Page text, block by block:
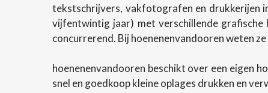
tekstschrijvers, vakfotografen en drukkerijen
vijfentwintig jaar) met verschillende grafische
concurrerend. Bij hoenenenvandooren weten
hoenenenvandooren beschikt over een eigen
snel en goedkoop kleine oplages drukken en